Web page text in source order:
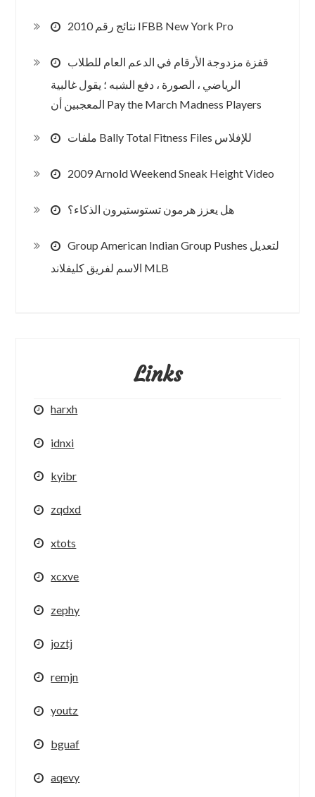
2010 نتائج رقم IFBB New York Pro
قفزة مزدوجة الأرقام في الدعم العام للطلاب
الرياضي ، الصورة ، دفع الشبه ؛ يقول غالبية
المعجبين أن Pay the March Madness Players
ملفات Bally Total Fitness Files للإفلاس
2009 Arnold Weekend Sneak Height Video
هل يعزز هرمون تستوستيرون الذكاء؟
Group American Indian Group Pushes لتعديل
الاسم لفريق كليفلاند MLB
Links
harxh
idnxi
kyibr
zqdxd
xtots
xcxve
zephy
joztj
remjn
youtz
bguaf
aqevy